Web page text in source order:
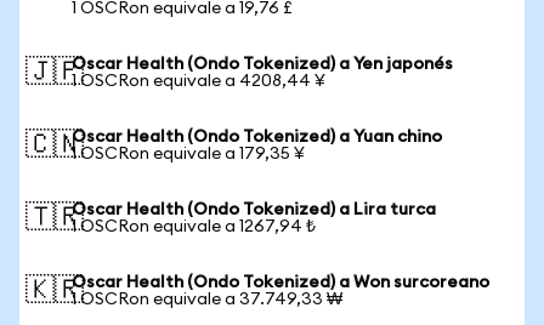
1 OSCRon equivale a 19,76 £
🇯🇵Oscar Health (Ondo Tokenized) a Yen japonés
1 OSCRon equivale a 4208,44 ¥
🇨🇳Oscar Health (Ondo Tokenized) a Yuan chino
1 OSCRon equivale a 179,35 ¥
🇹🇷Oscar Health (Ondo Tokenized) a Lira turca
1 OSCRon equivale a 1267,94 ₺
🇰🇷Oscar Health (Ondo Tokenized) a Won surcoreano
1 OSCRon equivale a 37.749,33 ₩